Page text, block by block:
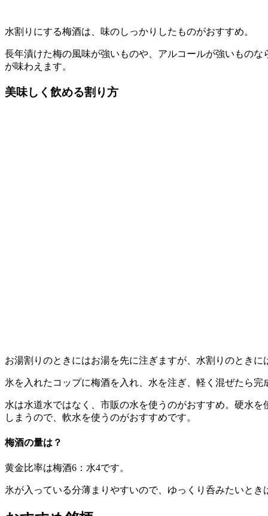
水割りにする梅酒は、味のしっかりしたものがおすすめ。
長年漬けた梅の風味が強いものや、アルコールが強いもの
が味わえます。
美味しく飲める割り方
お湯割りのときにはお湯を先に注ぎますが、水割りのときに
氷を入れたコップに梅酒を入れ、水を注ぎ、軽く混ぜたら完
水は水道水ではなく、市販の水を使うのがおすすめ。硬水
しまうので、軟水を使うのがおすすめです。
梅酒の量は？
黄金比率は梅酒6：水4です。
氷が入っている分薄まりやすいので、ゆっくり呑みたいと